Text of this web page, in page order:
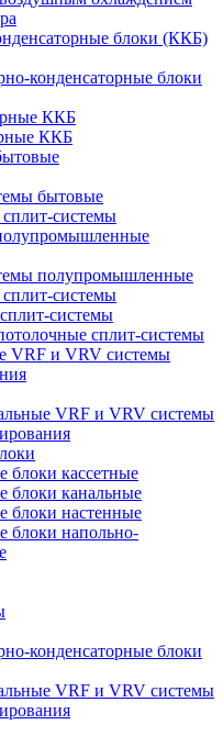
блоки (ККБ)
конденсаторные блоки
ККБ
ККБ
бытовые
системы
полупромышленные
системы
системы
сплит-системы
VRF и VRV системы
VRF и VRV системы
блоки кассетные
блоки канальные
блоки настенные
блоки напольно-
конденсаторные блоки
VRF и VRV системы